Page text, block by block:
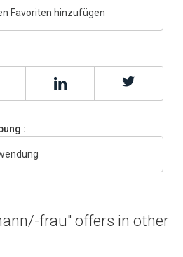
Favoriten hinzufügen
:
frau" offers in other